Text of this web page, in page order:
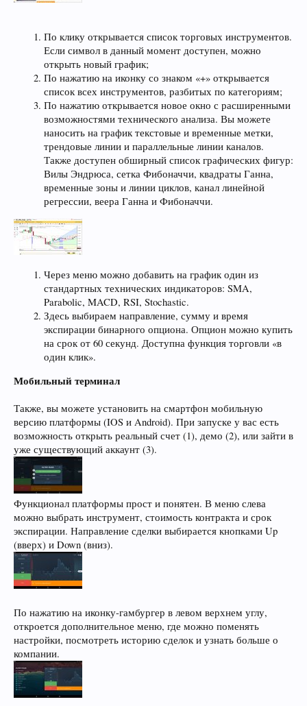
По клику открывается список торговых инструментов.
Если символ в данный момент доступен, можно
открыть новый график;
По нажатию на иконку со знаком «+» открывается
список всех инструментов, разбитых по категориям;
По нажатию открывается новое окно с расширенными
возможностями технического анализа. Вы можете
наносить на график текстовые и временные метки,
трендовые линии и параллельные линии каналов.
Также доступен обширный список графических фигур:
Вилы Эндрюса, сетка Фибоначчи, квадраты Ганна,
временные зоны и линии циклов, канал линейной
регрессии, веера Ганна и Фибоначчи.
Через меню можно добавить на график один из
стандартных технических индикаторов: SMA,
Parabolic, MACD, RSI, Stochastic.
Здесь выбираем направление, сумму и время
экспирации бинарного опциона. Опцион можно купить
на срок от 60 секунд. Доступна функция торговли «в
один клик».
Мобильный терминал
Также, вы можете установить на смартфон мобильную
версию платформы (IOS и Android). При запуске у вас есть
возможность открыть реальный счет (1), демо (2), или зайти в
уже существующий аккаунт (3).
Функционал платформы прост и понятен. В меню слева
можно выбрать инструмент, стоимость контракта и срок
экспирации. Направление сделки выбирается кнопками Up
(вверх) и Down (вниз).
По нажатию на иконку-гамбургер в левом верхнем углу,
откроется дополнительное меню, где можно поменять
настройки, посмотреть историю сделок и узнать больше о
компании.